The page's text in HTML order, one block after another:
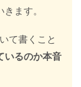
ます。
て書くこと
いるのか本音